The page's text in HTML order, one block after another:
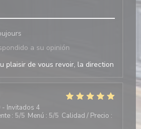
a su opinión
plaisir de vous revoir, la direction
Invitados 4
: 5/5 Menú : 5/5 Calidad / Precio :